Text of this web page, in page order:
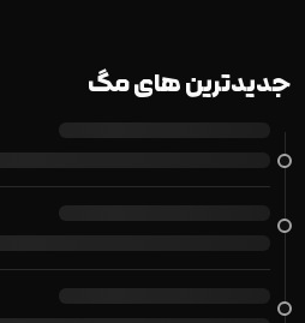
جدیدترین های مگ